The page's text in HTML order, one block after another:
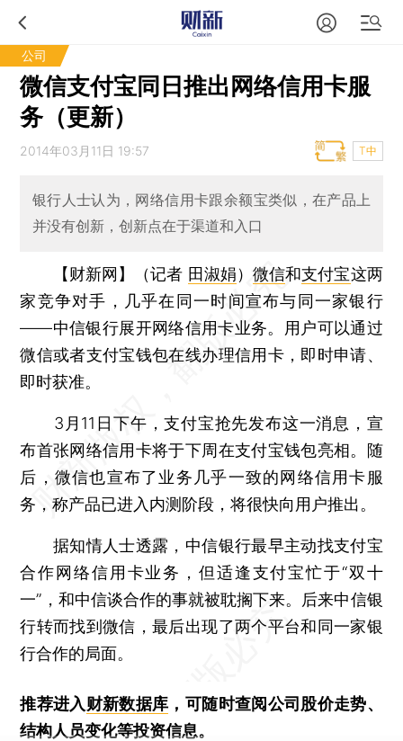
公司
微信支付宝同日推出网络信用卡服
务（更新）
2014年03月11日 19:57 T中
银行人士认为，网络信用卡跟余额宝类似，在产品上
并没有创新，创新点在于渠道和入口
【财新网】（记者 田淑娟） 微信和支付宝这两
家竞争对手，几乎在同一时间宣布与同一家银行
——中信银行展开网络信用卡业务。用户可以通过
微信或者支付宝钱包在线办理信用卡，即时申请、
即时获准。
3月11日下午，支付宝抢先发布这一消息，宣
布首张网络信用卡将于下周在支付宝钱包亮相。随
后，微信也宣布了业务几乎一致的网络信用卡服
务，称产品已进入内测阶段，将很快向用户推出。
据知情人士透露，中信银行最早主动找支付宝
合作网络信用卡业务，但适逢支付宝忙于“双十
一”，和中信谈合作的事就被耽搁下来。后来中信银
行转而找到微信，最后出现了两个平台和同一家银
行合作的局面。
推荐进入财新数据库 ，可随时查阅公司股价走势、
结构人员变化等投资信息。